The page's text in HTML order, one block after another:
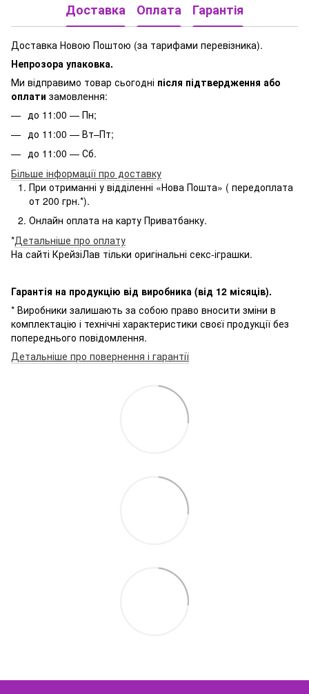
Доставка Оплата Гарантія
Доставка Новою Поштою (за тарифами перевізника).
Непрозора упаковка.
Ми відправимо товар сьогодні після підтвердження або
оплати замовлення:
до 11:00 — Пн;
до 11:00 — Вт–Пт;
до 11:00 — Сб.
Більше інформації про доставку
При отриманні у відділенні «Нова Пошта» ( передоплата
от 200 грн.*).
Онлайн оплата на карту Приватбанку.
*Детальніше про оплату
На сайті КрейзіЛав тільки оригінальні секс-іграшки.
Гарантія на продукцію від виробника (від 12 місяців).
* Виробники залишають за собою право вносити зміни в
комплектацію і технічні характеристики своєї продукції без
попереднього повідомлення.
Детальніше про повернення і гарантії